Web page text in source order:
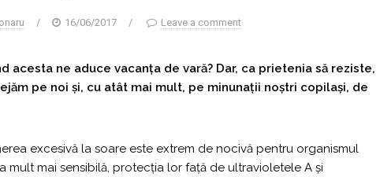
/ 16/06/2017 / Leave a comment
acesta ne aduce vacanţa de vară? Dar, ca prietenia să reziste,
pe noi şi, cu atât mai mult, pe minunaţii noştri copilaşi, de
excesivă la soare este extrem de nocivă pentru organismul
mult mai sensibilă, protecţia lor faţă de ultravioletele A şi